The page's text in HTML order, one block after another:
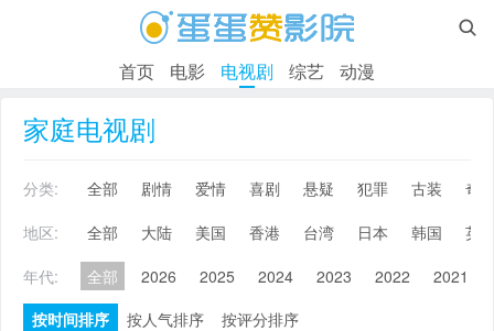

首页 电影 电视剧 综艺 动漫
家庭电视剧
分类: 全部 剧情 爱情 喜剧 悬疑 犯罪 古装
奇
地区:
全部 大陆 美国 香港 台湾 日本 韩国
英
年代:
全部 2026 2025 2024 2023 2022 2021
按时间排序
按人气排序 按评分排序